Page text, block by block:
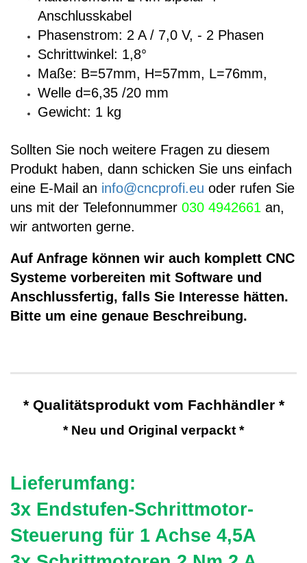
Anschlusskabel
Phasenstrom: 2 A / 7,0 V, - 2 Phasen
Schrittwinkel: 1,8°
Maße: B=57mm, H=57mm, L=76mm,
Welle d=6,35 /20 mm
Gewicht: 1 kg
Sollten Sie noch weitere Fragen zu diesem
Produkt haben, dann schicken Sie uns einfach
eine E-Mail an info@cncprofi.eu oder rufen Sie
uns mit der Telefonnummer 030 4942661 an,
wir antworten gerne.
Auf Anfrage können wir auch komplett CNC
Systeme vorbereiten mit Software und
Anschlussfertig, falls Sie Interesse hätten.
Bitte um eine genaue Beschreibung.
* Qualitätsprodukt vom Fachhändler *
* Neu und Original verpackt *
Lieferumfang:
3x Endstufen-Schrittmotor-
Steuerung für 1 Achse 4,5A